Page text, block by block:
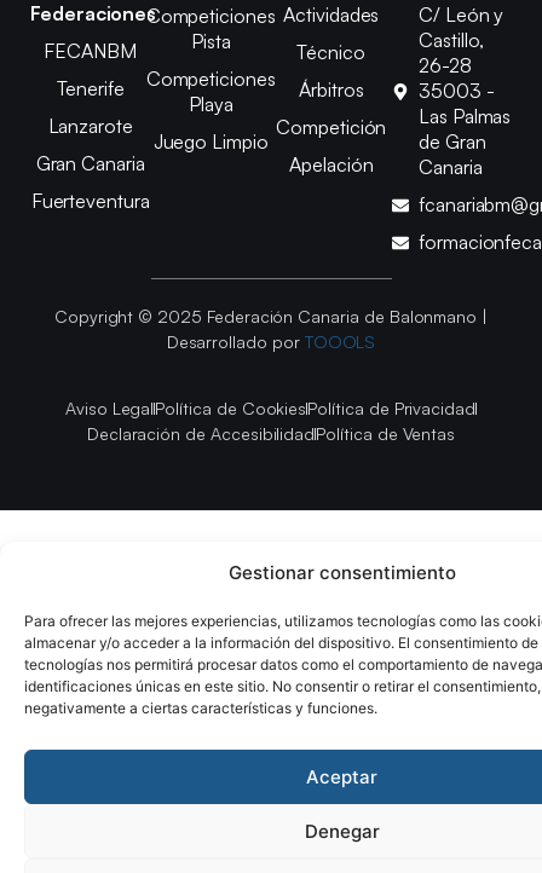
Gestionar consentimiento
Para ofrecer las mejores experiencias, utilizamos tecnologías como las
almacenar y/o acceder a la información del dispositivo. El consentimiento de
tecnologías nos permitirá procesar datos como el comportamiento de
identificaciones únicas en este sitio. No consentir o retirar el
negativamente a ciertas características y funciones.
Aceptar
Denegar
Federaciones
FECANBM
Tenerife
Lanzarote
Gran Canaria
Fuerteventura
Competiciones
Pista
Competiciones
Playa
Juego Limpio
Actividades
Técnico
Árbitros
Competición
Apelación
C/ León y
Castillo,
26-28
35003 -
Las Palmas
de Gran
Canaria
Copyright © 2025 Federación Canaria de Balonmano |
Desarrollado por TOOOLS
Aviso LegalPolítica de CookiesPolítica de Privacidad
Declaración de AccesibilidadPolítica de Ventas